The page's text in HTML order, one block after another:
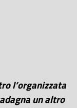
l’organizzata
un altro